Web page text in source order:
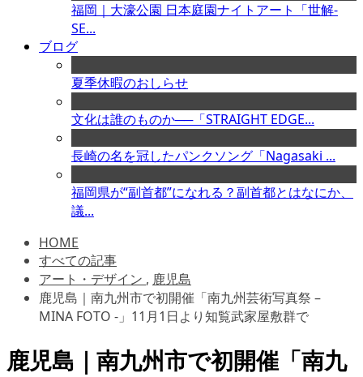
福岡｜大濠公園 日本庭園ナイトアート「世解-
SE...
ブログ
夏季休暇のおしらせ
文化は誰のものか──「STRAIGHT EDGE...
長崎の名を冠したパンクソング「Nagasaki ...
福岡県が“副首都”になれる？副首都とはなにか、
議...
HOME
すべての記事
アート・デザイン , 鹿児島
鹿児島｜南九州市で初開催「南九州芸術写真祭 –
MINA FOTO -」11月1日より知覧武家屋敷群で
鹿児島｜南九州市で初開催「南九